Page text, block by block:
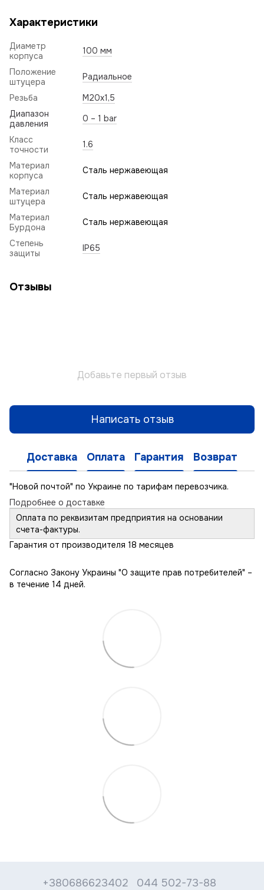
Характеристики
Диаметр
корпуса
100 мм
Положение
штуцера
Радиальное
Резьба
M20x1,5
Диапазон
давления
0 – 1 bar
Класс
точности
1.6
Материал
корпуса
Сталь нержавеющая
Материал
штуцера
Сталь нержавеющая
Материал
Бурдона
Сталь нержавеющая
Степень
защиты
IP65
Отзывы
Добавьте первый отзыв
Написать отзыв
Доставка Оплата Гарантия Возврат
"Новой почтой" по Украине по тарифам перевозчика.
Подробнее о доставке
Оплата по реквизитам предприятия на основании
счета-фактуры.
Гарантия от производителя 18 месяцев
Согласно Закону Украины "О защите прав потребителей" –
в течение 14 дней.
+380686623402 044 502-73-88